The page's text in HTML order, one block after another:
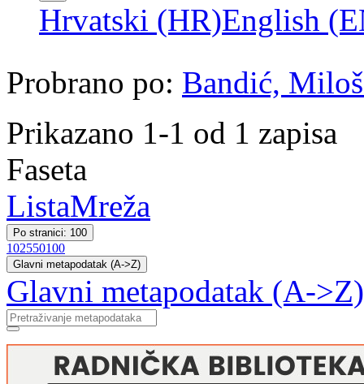
Hrvatski (HR)English
Probrano po: Bandić,
Prikazano 1-1 od 1 zapisa
Faseta
ListaMreža
Po stranici: 100
102550100
Glavni metapodatak (A->Z)
Glavni metapodatak (A->Z)